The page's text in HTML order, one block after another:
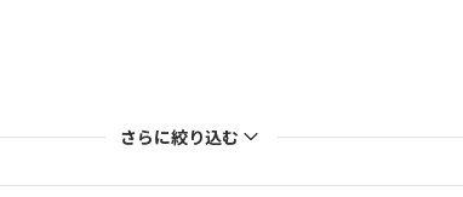
さらに絞り込む